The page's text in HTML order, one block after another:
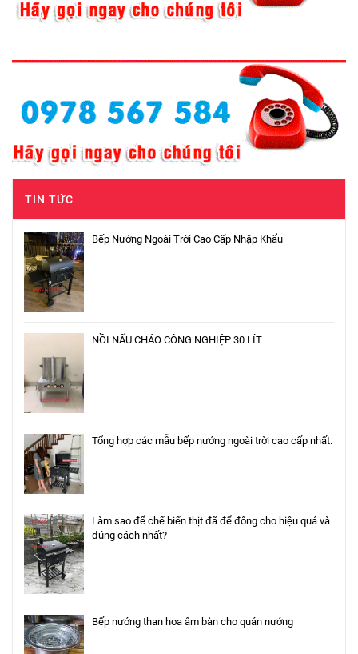
TIN TỨC
Bếp Nướng Ngoài Trời Cao Cấp Nhập Khẩu
NỒI NẤU CHÁO CÔNG NGHIỆP 30 LÍT
Tổng hợp các mẫu bếp nướng ngoài trời cao cấp nhất.
Làm sao để chế biến thịt đã để đông cho hiệu quả và
đúng cách nhất?
Bếp nướng than hoa âm bàn cho quán nướng